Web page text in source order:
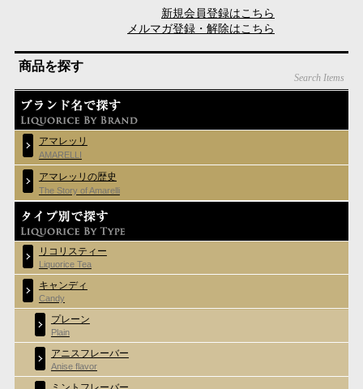
新規会員登録はこちら
メルマガ登録・解除はこちら
商品を探す
Search Items
アマレッリ
AMARELLI
アマレッリの歴史
The Story of Amarelli
リコリスティー
Liquorice Tea
キャンディ
Candy
プレーン
Plain
アニスフレーバー
Anise flavor